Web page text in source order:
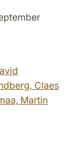
Claes
Martin